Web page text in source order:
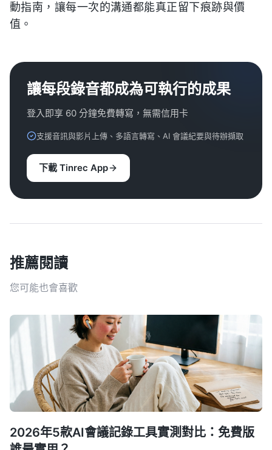
動指南，讓每一次的溝通都能真正留下痕跡與價
值。
讓每段錄音都成為可執行的成果
登入即享 60 分鐘免費轉寫，無需信用卡
支援音訊與影片上傳、多語言轉寫、AI 會議紀要與待辦擷取
下載 Tinrec App
推薦閱讀
您可能也會喜歡
2026年5款AI會議記錄工具實測對比：免費版